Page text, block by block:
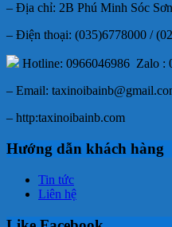
– Địa chỉ: 2B Phú Minh Sóc
– Điện thoại: (035)6778000 /
Hotline: 0966046986 Zalo :
– Email:
– http:taxinoibainb.com
Hướng dẫn khách hàng
Tin tức
Liên hệ